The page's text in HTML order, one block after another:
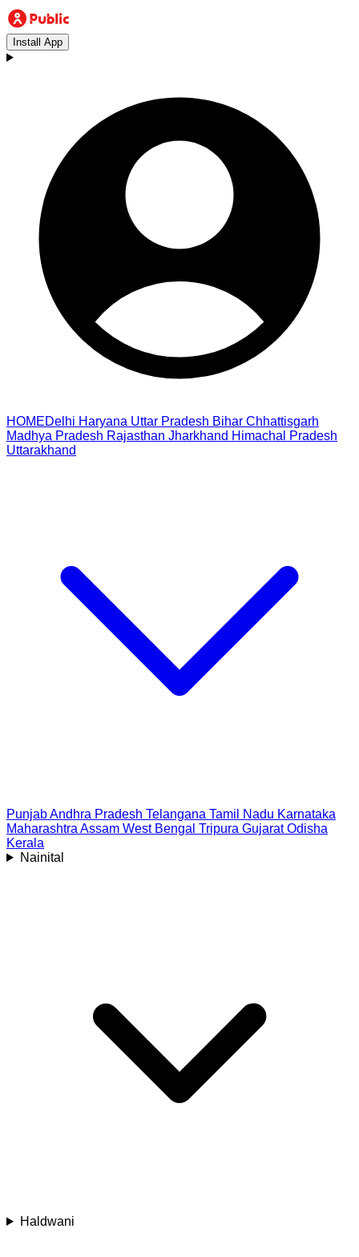
Install App
HOMEDelhi Haryana Uttar Pradesh Bihar Chhattisgarh
Madhya Pradesh Rajasthan Jharkhand Himachal Pradesh
Uttarakhand
PunjabAndhra Pradesh Telangana Tamil Nadu Karnataka
Maharashtra Assam West Bengal Tripura Gujarat Odisha
Kerala
Nainital
Haldwani